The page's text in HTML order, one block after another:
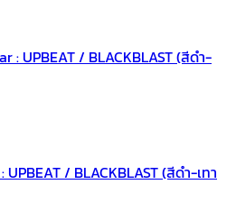
/ BLACKBLAST (สีดำ-เทา